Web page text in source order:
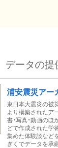
データの提
浦安震災アー
東日本大震災の被
より構築されたア
書・写真・動画の
どで作成された学
集めた体験談など
ぎくでデータを承